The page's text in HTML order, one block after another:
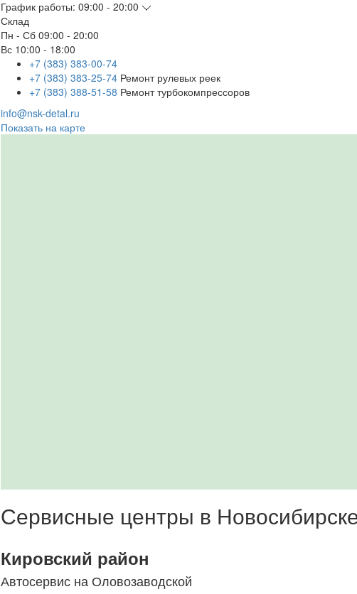
График работы: 09:00 - 20:00
Склад
Пн - Сб 09:00 - 20:00
Вс 10:00 - 18:00
+7 (383) 383-00-74
+7 (383) 383-25-74 Ремонт рулевых реек
+7 (383) 388-51-58 Ремонт турбокомпрессоров
info@nsk-detal.ru
Показать на карте
Сервисные центры в
Кировский район
Автосервис на Оловозаводской